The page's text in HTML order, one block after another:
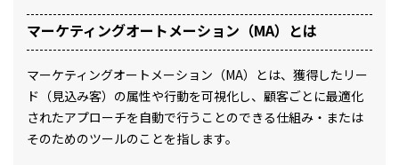
マーケティングオートメーション（MA）とは
マーケティングオートメーション（MA）とは、獲得したリー
ド（見込み客）の属性や行動を可視化し、顧客ごとに最適化
されたアプローチを自動で行うことのできる仕組み・または
そのためのツールのことを指します。